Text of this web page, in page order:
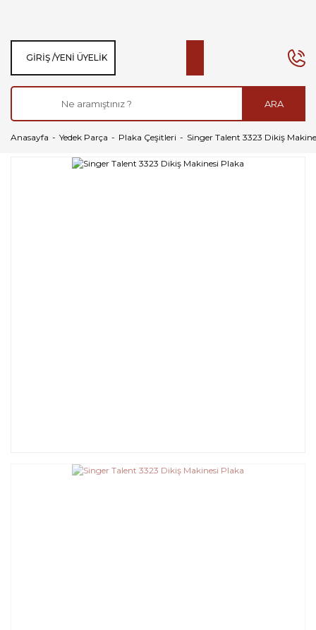
ARA
GIRIŞ /YENI ÜYELIK
Anasayfa Yedek Parça Plaka Çeşitleri Singer Talent 3323 Dikiş